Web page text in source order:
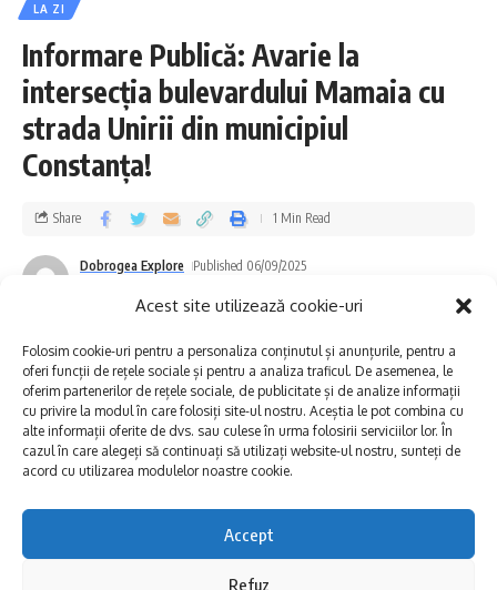
Acest site utilizează cookie-uri
Folosim cookie-uri pentru a personaliza conținutul și anunțurile, pentru a
oferi funcții de rețele sociale și pentru a analiza traficul. De asemenea, le
oferim partenerilor de rețele sociale, de publicitate și de analize informații
cu privire la modul în care folosiți site-ul nostru. Aceștia le pot combina cu
alte informații oferite de dvs. sau culese în urma folosirii serviciilor lor. În
cazul în care alegeți să continuați să utilizați website-ul nostru, sunteți de
acord cu utilizarea modulelor noastre cookie.
Accept
Refuz
parte a unui sistem de iluminat cu lanțuri
metalice. Deși are doar 37 de centimetri,
obiectul vorbește despre confortul
domestic, dar și despre rolul luminii în
spațiile publice sau religioase.
Răspândirea în Scythia Minor
găsite la Halmyris, Ibida, Capidava, Ulmetum
și Tropaeum Traiani. Realizate din bronz
turnat, ele combinau rezistența cu eleganța.
Unele aveau forme simple, strict funcționale,
altele includeau detalii decorative.
Materialul oferea stabilitate, dar și un aspect
LA ZI
Informare Publică: Avarie la
intersecția bulevardului Mamaia cu
strada Unirii din municipiul
Constanța!
Dobrogea Explore Published 06/09/2025
Share 1 Min Read